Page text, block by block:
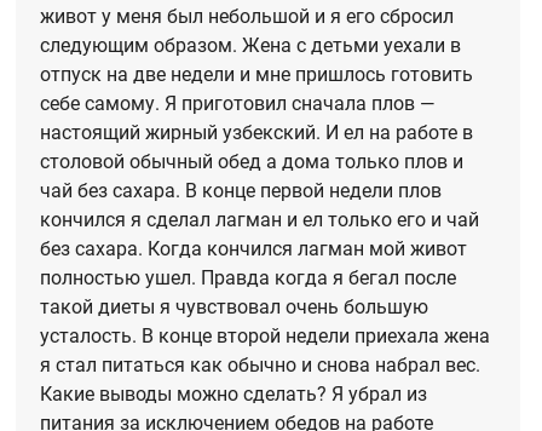
живот у меня был небольшой и я его сбросил
следующим образом. Жена с детьми уехали в
отпуск на две недели и мне пришлось готовить
себе самому. Я приготовил сначала плов —
настоящий жирный узбекский. И ел на работе в
столовой обычный обед а дома только плов и
чай без сахара. В конце первой недели плов
кончился я сделал лагман и ел только его и чай
без сахара. Когда кончился лагман мой живот
полностью ушел. Правда когда я бегал после
такой диеты я чувствовал очень большую
усталость. В конце второй недели приехала жена
я стал питаться как обычно и снова набрал вес.
Какие выводы можно сделать? Я убрал из
питания за исключением обедов на работе